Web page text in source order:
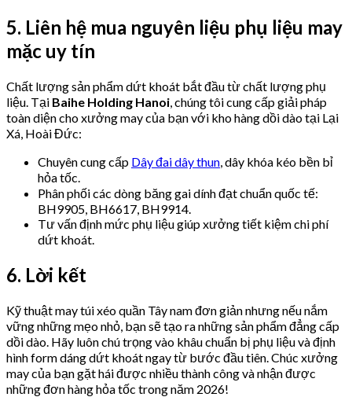
5. Liên hệ mua nguyên liệu phụ liệu may
mặc uy tín
Chất lượng sản phẩm dứt khoát bắt đầu từ chất lượng phụ
liệu. Tại Baihe Holding Hanoi , chúng tôi cung cấp giải pháp
toàn diện cho xưởng may của bạn với kho hàng dồi dào tại Lại
Xá, Hoài Đức:
Chuyên cung cấp Dây đai dây thun , dây khóa kéo bền bỉ
hỏa tốc.
Phân phối các dòng băng gai dính đạt chuẩn quốc tế:
BH9905, BH6617, BH9914.
Tư vấn định mức phụ liệu giúp xưởng tiết kiệm chi phí
dứt khoát.
6. Lời kết
Kỹ thuật may túi xéo quần Tây nam đơn giản nhưng nếu nắm
vững những mẹo nhỏ, bạn sẽ tạo ra những sản phẩm đẳng cấp
dồi dào. Hãy luôn chú trọng vào khâu chuẩn bị phụ liệu và định
hình form dáng dứt khoát ngay từ bước đầu tiên. Chúc xưởng
may của bạn gặt hái được nhiều thành công và nhận được
những đơn hàng hỏa tốc trong năm 2026!